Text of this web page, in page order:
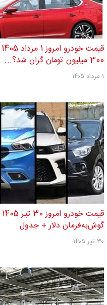
300 میلیون تومان گران شد؟...
۱ مرداد ۱۴۰۵
گوش‌به‌فرمان دلار + جدول
۳۰ تیر ۱۴۰۵